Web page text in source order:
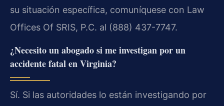
su situación específica, comuníquese con Law
Offices Of SRIS, P.C. al (888) 437-7747.
¿Necesito un abogado si me investigan por un
accidente fatal en Virginia?
Sí. Si las autoridades lo están investigando por